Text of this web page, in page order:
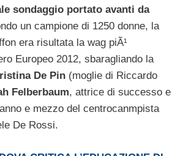
sondaggio portato avanti da
un campione di 1250 donne, la
era risultata la wag piÃ¹
Europeo 2012, sbaragliando la
De Pin (moglie di Riccardo
Felberbaum, attrice di successo e
e mezzo del centrocanmpista
De Rossi.